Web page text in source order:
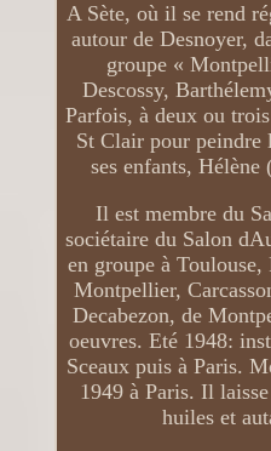
A Sète, où il se rend
autour de Desnoyer,
groupe «
Descossy,
Parfois, à deux ou
St Clair pour peindre
ses enfants,
Il est membre du
sociétaire du Salon
en groupe à
Montpellier,
Decabezon, de
oeuvres. Eté 1948:
Sceaux puis à Paris.
1949 à Paris. Il
huiles et